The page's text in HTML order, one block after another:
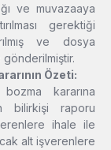
ve muvazaaya
gerektiği
ve dosya
Özeti:
kararına
bilirkişi raporu
ihale ile
alt işverenlere